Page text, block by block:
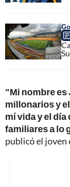
"Mi nombre es
millonarios y
mí vida y el
familiares a lo
publicó el joven